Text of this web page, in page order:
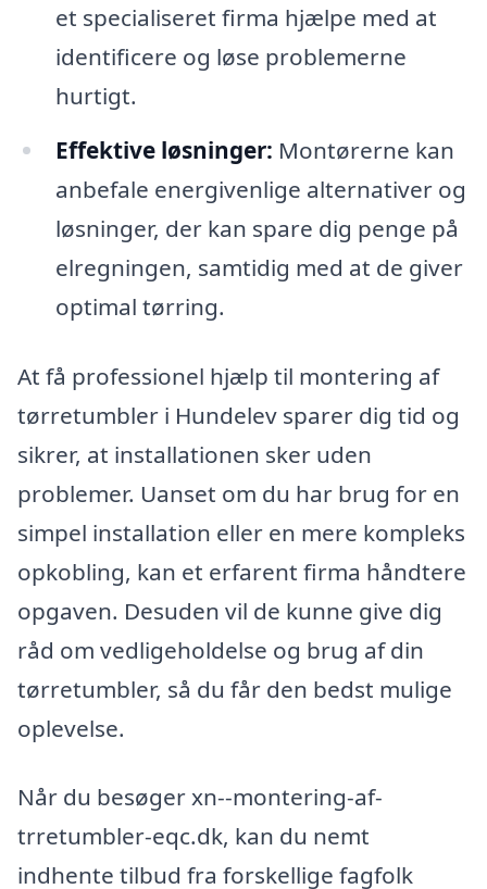
et specialiseret firma hjælpe med at
identificere og løse problemerne
hurtigt.
Effektive løsninger: Montørerne kan
anbefale energivenlige alternativer og
løsninger, der kan spare dig penge på
elregningen, samtidig med at de giver
optimal tørring.
At få professionel hjælp til montering af
tørretumbler i Hundelev sparer dig tid og
sikrer, at installationen sker uden
problemer. Uanset om du har brug for en
simpel installation eller en mere kompleks
opkobling, kan et erfarent firma håndtere
opgaven. Desuden vil de kunne give dig
råd om vedligeholdelse og brug af din
tørretumbler, så du får den bedst mulige
oplevelse.
Når du besøger xn--montering-af-
trretumbler-eqc.dk, kan du nemt
indhente tilbud fra forskellige fagfolk